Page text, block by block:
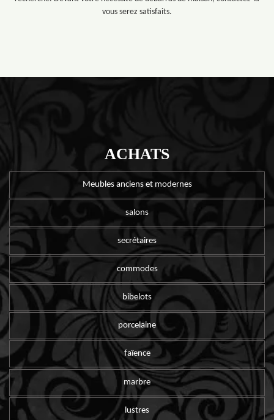
vous serez satisfaits.
ACHATS
Meubles anciens et modernes
salons
secrétaires
commodes
bibelots
porcelaine
faïence
marbre
lustres